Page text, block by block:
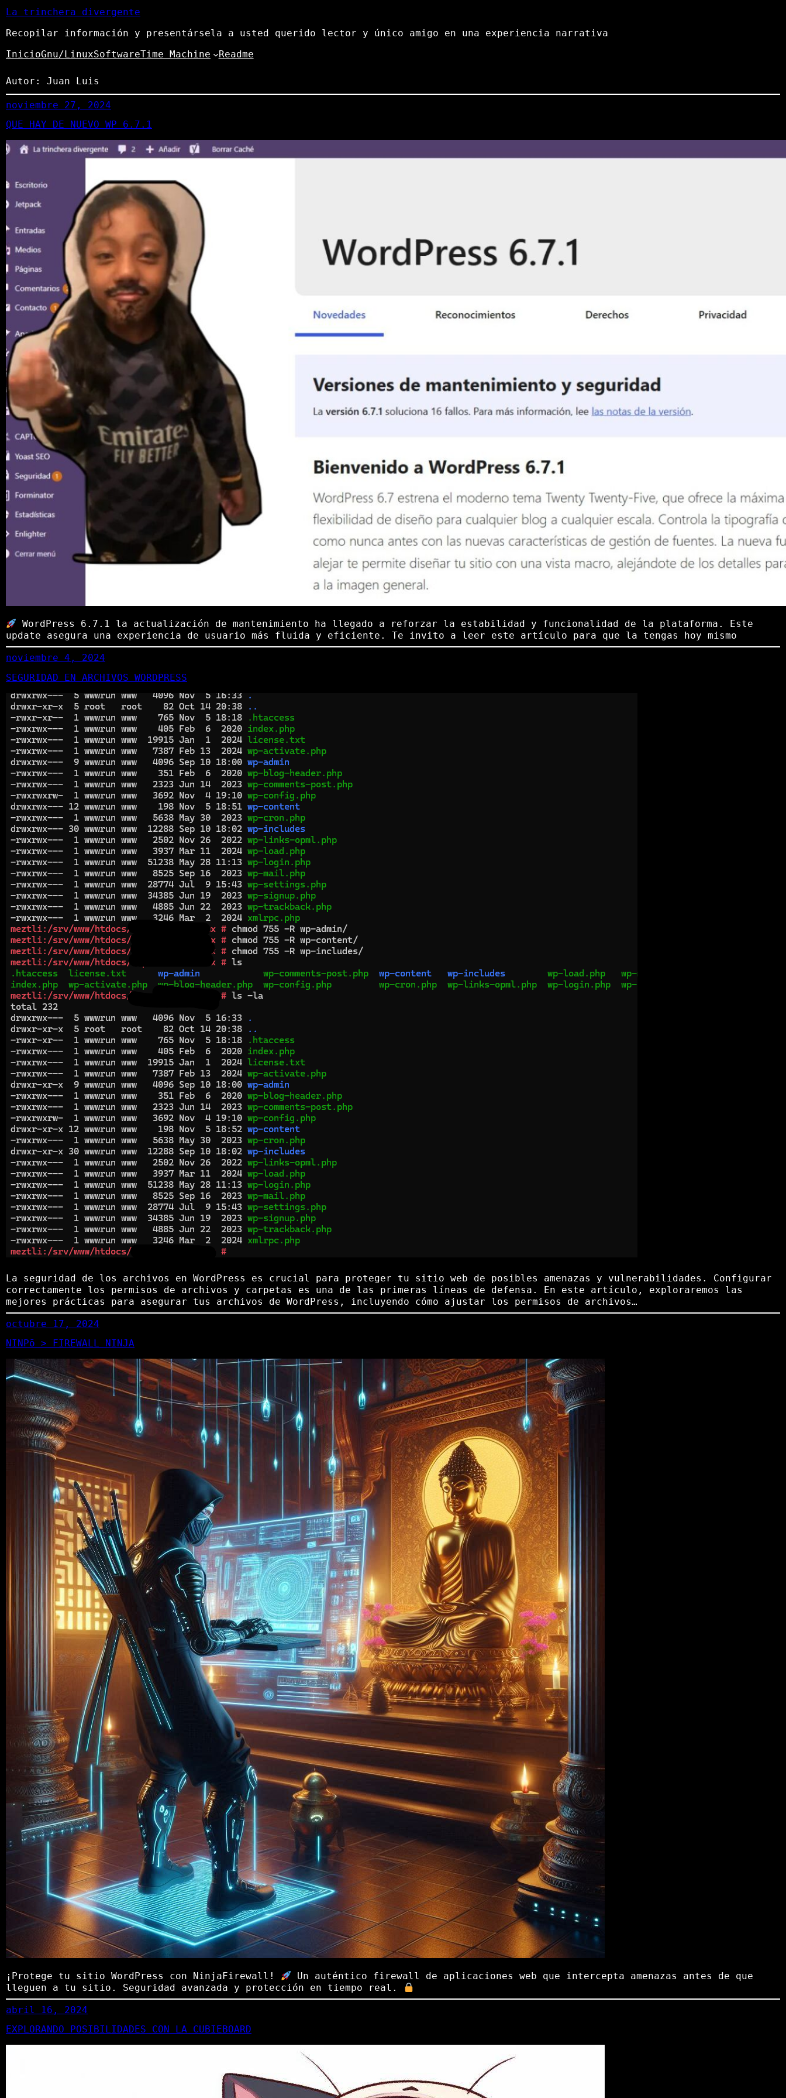
La trinchera divergente
Recopilar información y presentársela a usted querido lector y único amigo en una experiencia narrativa
InicioGnu/LinuxSoftwareTime Machine Readme
Autor: Juan Luis
noviembre 27, 2024
QUE HAY DE NUEVO WP 6.7.1
WordPress 6.7.1 la actualización de mantenimiento ha llegado a reforzar la estabilidad y funcionalidad de la plataforma. Este
update asegura una experiencia de usuario más fluida y eficiente. Te invito a leer este artículo para que la tengas hoy mismo
noviembre 4, 2024
SEGURIDAD EN ARCHIVOS WORDPRESS
La seguridad de los archivos en WordPress es crucial para proteger tu sitio web de posibles amenazas y vulnerabilidades. Configurar
correctamente los permisos de archivos y carpetas es una de las primeras líneas de defensa. En este artículo, exploraremos las
mejores prácticas para asegurar tus archivos de WordPress, incluyendo cómo ajustar los permisos de archivos…
octubre 17, 2024
NINPō > FIREWALL NINJA
¡Protege tu sitio WordPress con NinjaFirewall!
Un auténtico firewall de aplicaciones web que intercepta amenazas antes de que
lleguen a tu sitio. Seguridad avanzada y protección en tiempo real.
abril 16, 2024
EXPLORANDO POSIBILIDADES CON LA CUBIEBOARD